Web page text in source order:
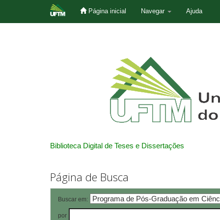
Página inicial Navegar Ajuda
Biblioteca Digital de Teses e Dissertações
Página de Busca
Buscar em:
por